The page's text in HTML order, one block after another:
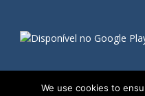
We use cookies to